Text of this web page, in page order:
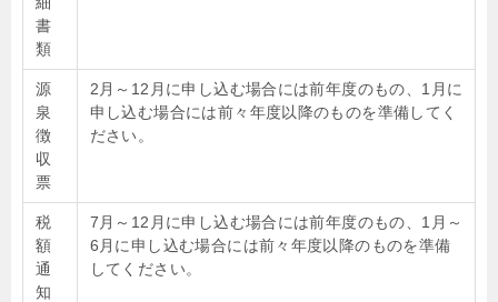
書
類
源
泉
徴
収
票
2月～12月に申し込む場合には前年度のもの、1月に
申し込む場合には前々年度以降のものを準備してく
ださい。
税
額
通
知
7月～12月に申し込む場合には前年度のもの、1月～
6月に申し込む場合には前々年度以降のものを準備
してください。